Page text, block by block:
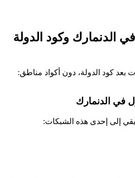
الدنمارك وكود الدولة
بعد كود الدولة، دون أكواد مناطق:
في الدنمارك
إلى إحدى هذه الشبكات: